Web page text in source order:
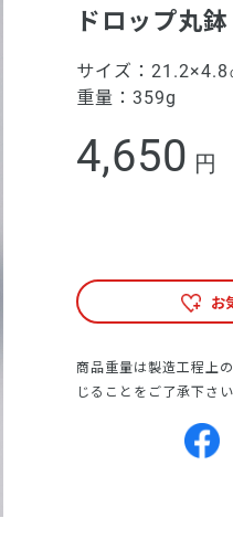
ドロップ丸鉢
サイズ： 21.2×4.8
重量：359g
4,650 円
お
商品重量は製造工程上
じることをご了承下さい